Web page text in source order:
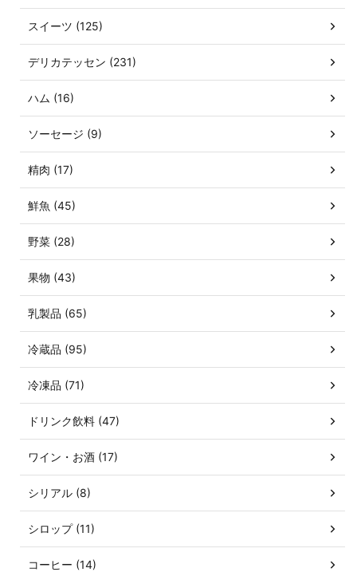
スイーツ (125)
デリカテッセン (231)
ハム (16)
ソーセージ (9)
精肉 (17)
鮮魚 (45)
野菜 (28)
果物 (43)
乳製品 (65)
冷蔵品 (95)
冷凍品 (71)
ドリンク飲料 (47)
ワイン・お酒 (17)
シリアル (8)
シロップ (11)
コーヒー (14)